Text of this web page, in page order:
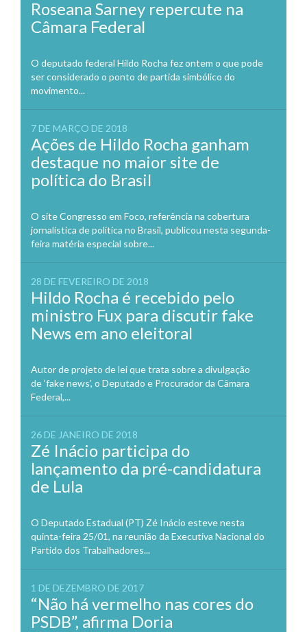
Roseana Sarney repercute na
Câmara Federal
O deputado federal Hildo Rocha fez ontem o que pode
ser considerado o ponto de partida simbólico do
movimento...
7 DE MARÇO DE 2018
Ações de Hildo Rocha ganham
destaque no maior site de
política do Brasil
O site Congresso em Foco, referência na cobertura
jornalística de política no Brasil, publicou nesta segunda-
feira matéria especial sobre...
28 DE FEVEREIRO DE 2018
Hildo Rocha é recebido pelo
ministro Fux para discutir fake
News em ano eleitoral
Autor de projeto de lei que trata sobre a divulgação
de ‘fake news’, o Deputado e Procurador da Câmara
Federal,...
26 DE JANEIRO DE 2018
Zé Inácio participa do
lançamento da pré-candidatura
de Lula
O Deputado Estadual (PT) Zé Inácio esteve nesta
quinta-feira 25/01, na reunião da Executiva Nacional do
Partido dos Trabalhadores...
1 DE DEZEMBRO DE 2017
“Não há vermelho nas cores do
PSDB”, afirma Doria